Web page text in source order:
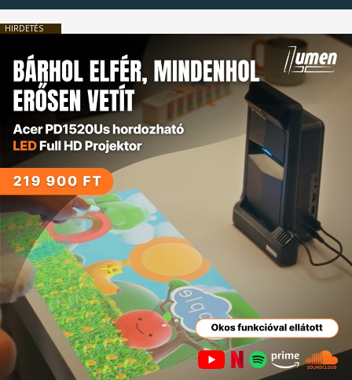
HIRDETÉS